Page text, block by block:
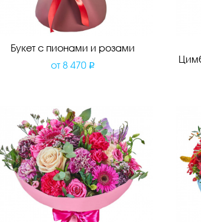
Букет с пионами и розами
от 8 470